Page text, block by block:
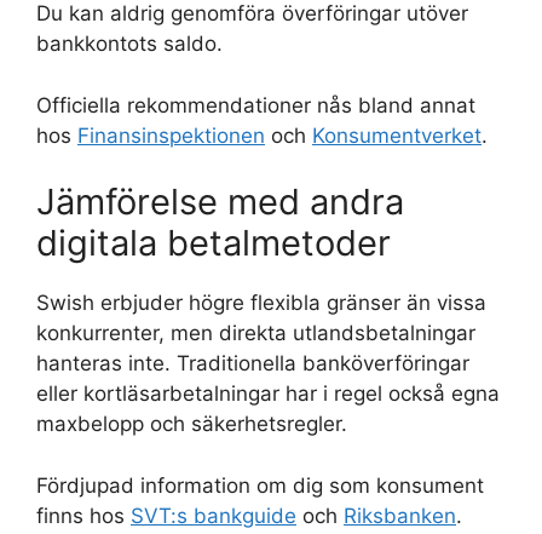
Du kan aldrig genomföra överföringar utöver
bankkontots saldo.
Officiella rekommendationer nås bland annat
hos Finansinspektionen och Konsumentverket.
Jämförelse med andra
digitala betalmetoder
Swish erbjuder högre flexibla gränser än vissa
konkurrenter, men direkta utlandsbetalningar
hanteras inte. Traditionella banköverföringar
eller kortläsarbetalningar har i regel också egna
maxbelopp och säkerhetsregler.
Fördjupad information om dig som konsument
finns hos SVT:s bankguide och Riksbanken.